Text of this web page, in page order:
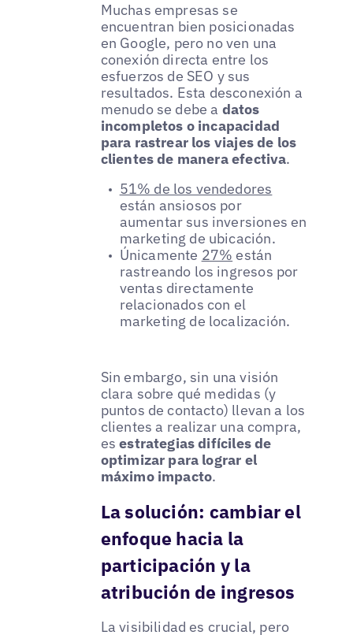
Muchas empresas se
encuentran bien posicionadas
en Google, pero no ven una
conexión directa entre los
esfuerzos de SEO y sus
resultados. Esta desconexión a
menudo se debe a datos
incompletos o incapacidad
para rastrear los viajes de los
clientes de manera efectiva.
51% de los vendedores
están ansiosos por
aumentar sus inversiones en
marketing de ubicación.
Únicamente 27% están
rastreando los ingresos por
ventas directamente
relacionados con el
marketing de localización.
Sin embargo, sin una visión
clara sobre qué medidas (y
puntos de contacto) llevan a los
clientes a realizar una compra,
esestrategias difíciles de
optimizar para lograr el
máximo impacto.
La solución: cambiar el
enfoque hacia la
participación y la
atribución de ingresos
La visibilidad es crucial, pero